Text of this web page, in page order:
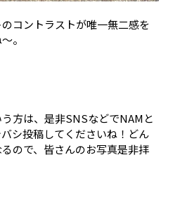
コントラストが唯一無二感を
。
う方は、是非SNSなどでNAMと
シ投稿してくださいね！どん
ので、皆さんのお写真是非拝